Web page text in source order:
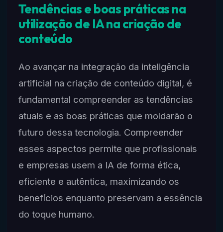
Tendências e boas práticas na
utilização de IA na criação de
conteúdo
Ao avançar na integração da inteligência
artificial na criação de conteúdo digital, é
fundamental compreender as tendências
atuais e as boas práticas que moldarão o
futuro dessa tecnologia. Compreender
esses aspectos permite que profissionais
e empresas usem a IA de forma ética,
eficiente e autêntica, maximizando os
benefícios enquanto preservam a essência
do toque humano.